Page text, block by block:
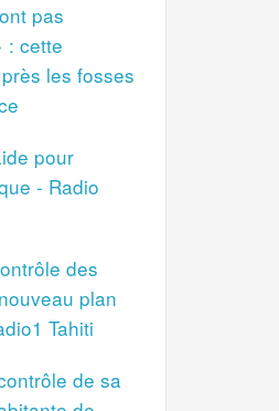
pas
: cette
les fosses
pour
- Radio
des
plan
Tahiti
de sa